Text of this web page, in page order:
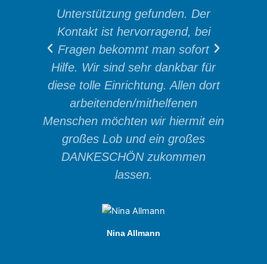
Unterstützung gefunden. Der
Kontakt ist hervorragend, bei
Fragen bekommt man sofort
Hilfe. Wir sind sehr dankbar für
diese tolle Einrichtung. Allen dort
arbeitenden/mithelfenen
Menschen möchten wir hiermit ein
großes Lob und ein großes
DANKESCHÖN zukommen
lassen.
Nina Allmann